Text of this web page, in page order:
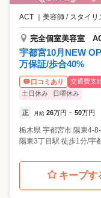
ACT ｜ 美容師 / スタイリ
完全個室美容室
宇都宮10月NEW
万保証/歩合40%
口コミあり 交通費支
土日休み
日曜休み
正 月給 26万円 ~ 50万円
栃木県 宇都宮市 陽東4-
キープす